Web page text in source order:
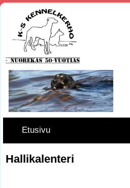
Etusivu
Hallikalenteri